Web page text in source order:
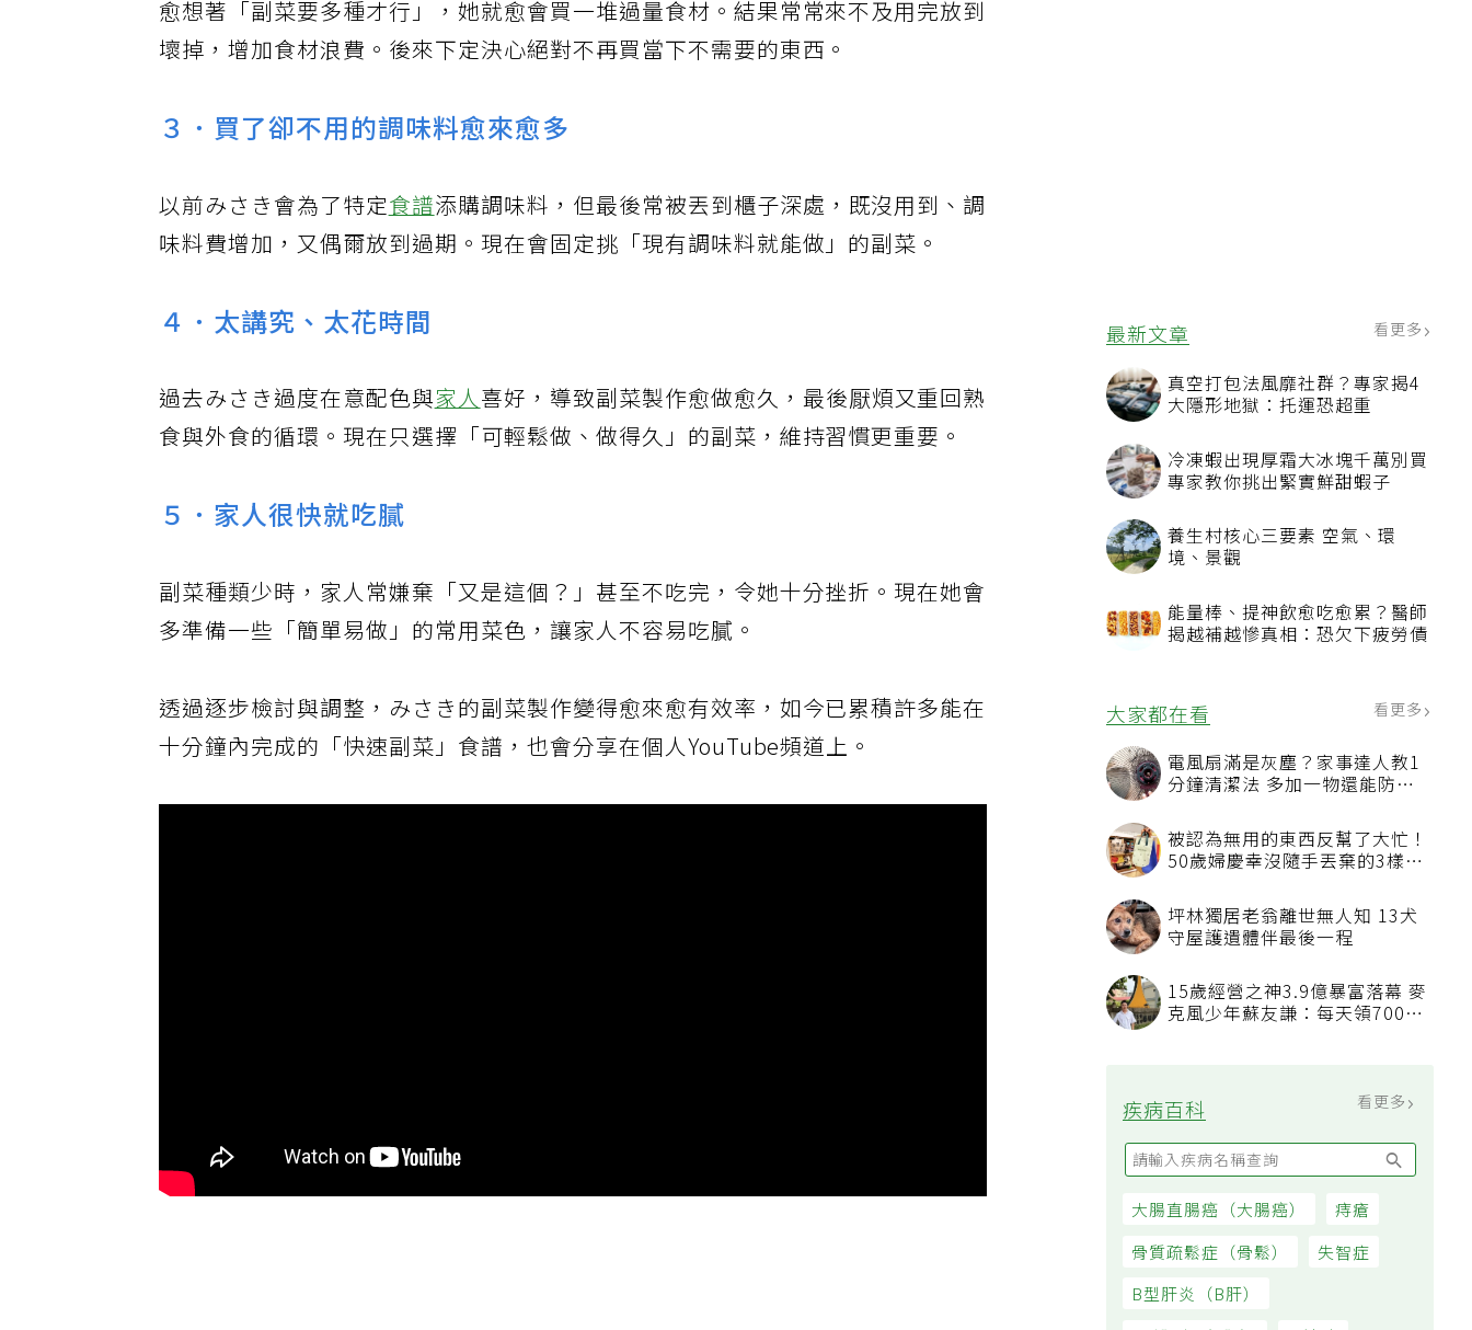
最新文章 看更多
真空打包法風靡社群？專家揭4
大隱形地獄：托運恐超重
冷凍蝦出現厚霜大冰塊千萬別買
專家教你挑出緊實鮮甜蝦子
養生村核心三要素 空氣、環
境、景觀
能量棒、提神飲愈吃愈累？醫師
揭越補越慘真相：恐欠下疲勞債
大家都在看
電風扇滿是灰塵？家事達人教1
被認為無用的東西反幫了大忙！
50歲婦慶幸沒隨手丟棄的3樣物
坪林獨居老翁離世無人知 13犬
守屋護遺體伴最後一程
15歲經營之神3.9億暴富落幕 麥
疾病百科
愈想著「副菜要多種才行」，她就愈會買一堆過量食材。結果常常來不及用完放到
壞掉，增加食材浪費。後來下定決心絕對不再買當下不需要的東西。
３．買了卻不用的調味料愈來愈多
以前みさき會為了特定食譜添購調味料，但最後常被丟到櫃子深處，既沒用到、調
味料費增加，又偶爾放到過期。現在會固定挑「現有調味料就能做」的副菜。
４．太講究、太花時間
過去みさき過度在意配色與家人喜好，導致副菜製作愈做愈久，最後厭煩又重回熟
食與外食的循環。現在只選擇「可輕鬆做、做得久」的副菜，維持習慣更重要。
５．家人很快就吃膩
副菜種類少時，家人常嫌棄「又是這個？」甚至不吃完，令她十分挫折。現在她會
多準備一些「簡單易做」的常用菜色，讓家人不容易吃膩。
透過逐步檢討與調整，みさき的副菜製作變得愈來愈有效率，如今已累積許多能在
十分鐘內完成的「快速副菜」食譜，也會分享在個人YouTube頻道上。